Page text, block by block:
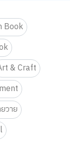
Book
& Craft
วาย